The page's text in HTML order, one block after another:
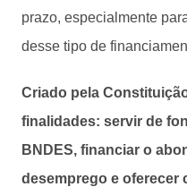
prazo, especialmente
desse tipo de
Criado pela
finalidades: servir de
BNDES, financiar o
desemprego e oferecer